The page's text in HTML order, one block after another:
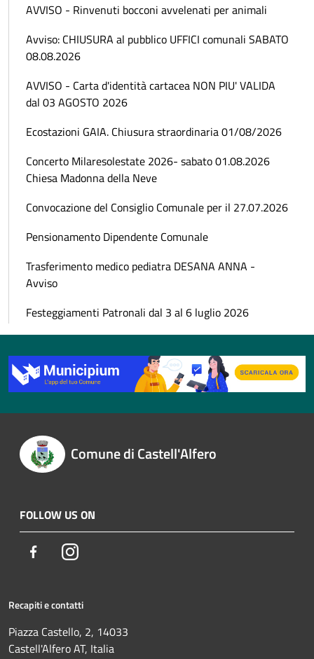
AVVISO - Rinvenuti bocconi avvelenati per animali
Avviso: CHIUSURA al pubblico UFFICI comunali SABATO
08.08.2026
AVVISO - Carta d'identità cartacea NON PIU' VALIDA
dal 03 AGOSTO 2026
Ecostazioni GAIA. Chiusura straordinaria 01/08/2026
Concerto Milaresolestate 2026- sabato 01.08.2026
Chiesa Madonna della Neve
Convocazione del Consiglio Comunale per il 27.07.2026
Pensionamento Dipendente Comunale
Trasferimento medico pediatra DESANA ANNA -
Avviso
Festeggiamenti Patronali dal 3 al 6 luglio 2026
Comune di Castell'Alfero
FOLLOW US ON
FacebookInstagram
Recapiti e contatti
Piazza Castello, 2, 14033
Castell'Alfero AT, Italia